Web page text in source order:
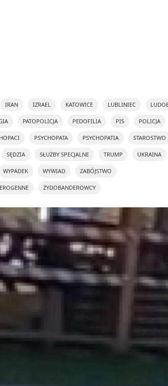
IRAN IZRAEL KATOWICE LUBLINIEC
PATOPOLICJA PEDOFILIA PIS POLICJA
PSYCHOPATA PSYCHOPATIA STAROSTWO
SĘDZIA SŁUŻBY SPECJALNE TRUMP UKRAINA
WYPADEK WYWIAD ZABÓJSTWO
ŻYDOBANDEROWCY